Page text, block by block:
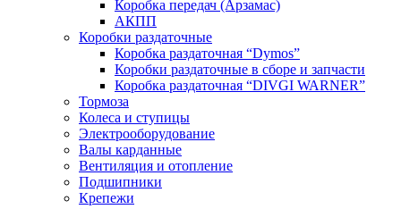
Коробка передач (Арзамас)
АКПП
Коробки раздаточные
Коробка раздаточная “Dymos”
Коробки раздаточные в сборе и запчасти
Коробка раздаточная “DIVGI WARNER”
Тормоза
Колеса и ступицы
Электрооборудование
Валы карданные
Вентиляция и отопление
Подшипники
Крепежи